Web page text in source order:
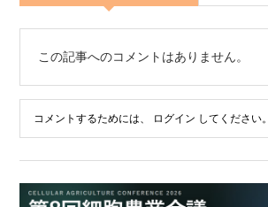
この記事へのコメントはありません。
コメントするためには、 ログイン してください。